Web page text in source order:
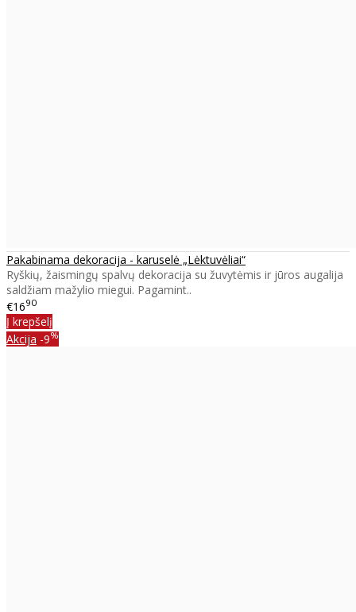
Pakabinama dekoracija - karuselė „Lėktuvėliai“
Ryškių, žaismingų spalvų dekoracija su žuvytėmis ir jūros augalija
saldžiam mažylio miegui. Pagamint..
€1690
Į krepšelį
Akcija -9%